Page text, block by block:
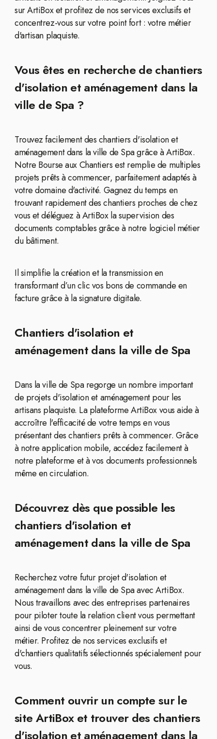
sur ArtiBox et profitez de nos services exclusifs et
concentrez-vous sur votre point fort : votre métier
d'artisan plaquiste.
Vous êtes en recherche de chantiers
d'isolation et aménagement dans la
ville de Spa ?
Trouvez facilement des chantiers d'isolation et
aménagement dans la ville de Spa grâce à ArtiBox.
Notre Bourse aux Chantiers est remplie de multiples
projets prêts à commencer, parfaitement adaptés à
votre domaine d'activité. Gagnez du temps en
trouvant rapidement des chantiers proches de chez
vous et déléguez à ArtiBox la supervision des
documents comptables grâce à notre logiciel métier
du bâtiment.
Il simplifie la création et la transmission en
transformant d’un clic vos bons de commande en
facture grâce à la signature digitale.
Chantiers d'isolation et
aménagement dans la ville de Spa
Dans la ville de Spa regorge un nombre important
de projets d'isolation et aménagement pour les
artisans plaquiste. La plateforme ArtiBox vous aide à
accroître l'efficacité de votre temps en vous
présentant des chantiers prêts à commencer. Grâce
à notre application mobile, accédez facilement à
notre plateforme et à vos documents professionnels
même en circulation.
Découvrez dès que possible les
chantiers d'isolation et
aménagement dans la ville de Spa
Recherchez votre futur projet d'isolation et
aménagement dans la ville de Spa avec ArtiBox.
Nous travaillons avec des entreprises partenaires
pour piloter toute la relation client vous permettant
ainsi de vous concentrer pleinement sur votre
métier. Profitez de nos services exclusifs et
d'chantiers qualitatifs sélectionnés spécialement pour
vous.
Comment ouvrir un compte sur le
site ArtiBox et trouver des chantiers
d'isolation et aménagement dans la